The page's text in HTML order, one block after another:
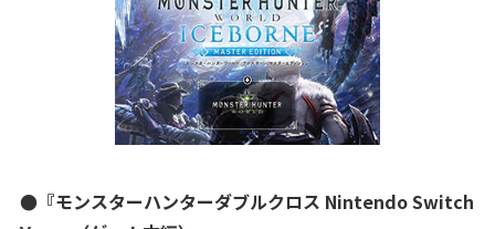
●『モンスターハンターダブルクロス Nintendo Switch